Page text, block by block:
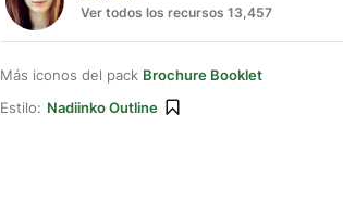
Ver todos los recursos 13,457
Más iconos del pack Brochure Booklet
Estilo: Nadiinko Outline